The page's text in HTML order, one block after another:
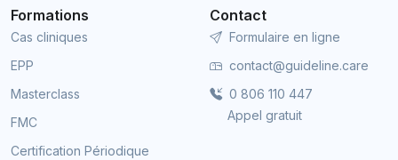
Formations
Cas cliniques
EPP
Masterclass
FMC
Certification Périodique
Contact
Formulaire en ligne
contact@guideline.care
0 806 110 447
Appel gratuit